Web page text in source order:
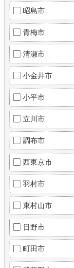
昭島市
青梅市
清瀬市
小金井市
小平市
立川市
調布市
西東京市
羽村市
東村山市
日野市
町田市